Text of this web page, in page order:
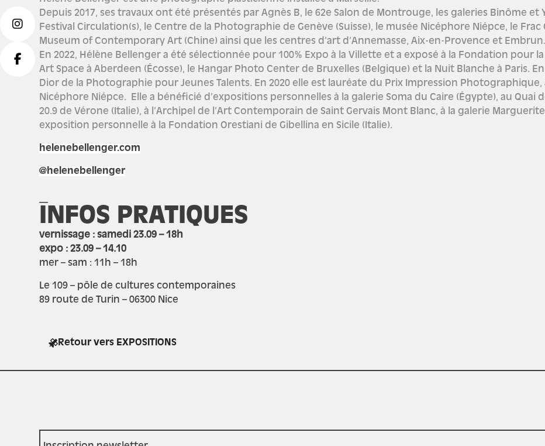
Depuis 2017, ses travaux ont été présentés par Agnès B, le 62e Salon de Montrouge, les galeries Binôme
Festival Circulation(s), le Centre de la Photographie de Genève (Suisse), le musée Nicéphore Niépce, le
Museum of Contemporary Art (Chine) ainsi que les centres d’art d’Annemasse, Aix-en-Provence et Embrun.
En 2022, Hélène Bellenger a été sélectionnée pour 100% Expo à la Villette et a exposé à la Fondation pour
Art Space à Aberdeen (Écosse), le Hangar Photo Center de Bruxelles (Belgique) et la Nuit Blanche à Paris.
Dior de la Photographie pour Jeunes Talents. En 2020 elle est lauréate du Prix Impression
Nicéphore Niépce. Elle a bénéficié d’expositions personnelles à la galerie Soma du Caire (Égypte), au Quai
20.9 de Vérone (Italie), à l’Archipel de l’Art Contemporain de Saint Gervais Mont Blanc, à la galerie
exposition personnelle à la Fondation Orestiani de Gibellina en Sicile (Italie).
helenebellenger.com
@helenebellenger
INFOS PRATIQUES
vernissage : samedi 23.09 – 18h
expo : 23.09 – 14.10
mer – sam : 11h – 18h
Le 109 – pôle de cultures contemporaines
89 route de Turin – 06300 Nice
Retour vers EXPOSITIONS